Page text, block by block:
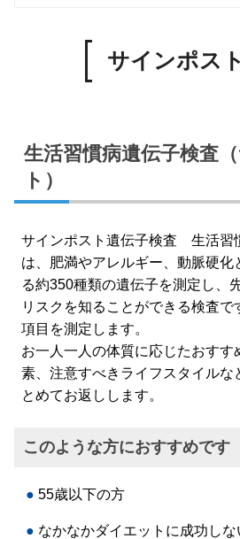
サインポス
生活習慣病遺伝子検査
ト）
サインポスト遺伝子検査 生活習
は、肥満やアレルギー、動脈硬化
る約350種類の遺伝子を測定し、
リスクを知ることができる検査
項目を測定します。
お一人一人の体質に応じたおすす
素、注意すべきライフスタイルな
とめてお返しします。
このような方におすすめです
55歳以下の方
なかなかダイエットに成功しな